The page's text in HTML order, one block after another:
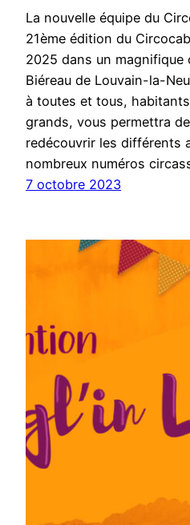
La nouvelle équipe du
21ème édition du
2025 dans un magnifique
Biéreau de Louvain-la-
à toutes et tous,
grands, vous permettra
redécouvrir les différents
nombreux numéros
7 octobre 2023